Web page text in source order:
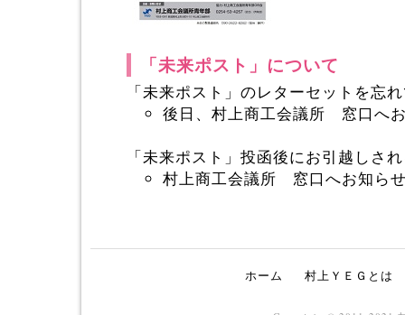
「未来ポスト」について
「未来ポスト」のレターセットを忘
後日、村上商工会議所 窓口へ
「未来ポスト」投函後にお引越しさ
村上商工会議所 窓口へお知ら
ホーム 村上ＹＥＧとは